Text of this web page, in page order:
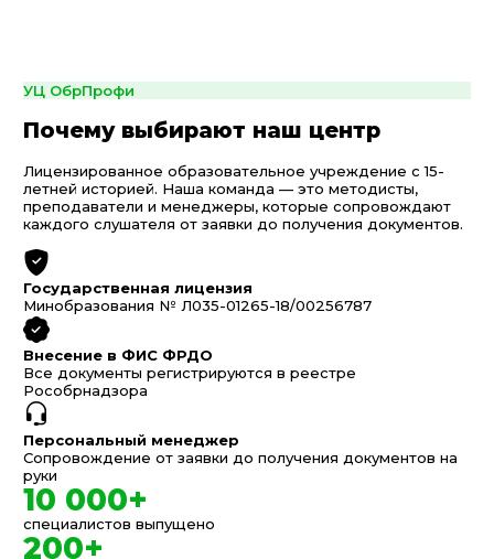
УЦ ОбрПрофи
Почему выбирают наш центр
Лицензированное образовательное учреждение с 15-
летней историей. Наша команда — это методисты,
преподаватели и менеджеры, которые сопровождают
каждого слушателя от заявки до получения документов.
Государственная лицензия
Минобразования № Л035-01265-18/00256787
Внесение в ФИС ФРДО
Все документы регистрируются в реестре
Рособрнадзора
Персональный менеджер
Сопровождение от заявки до получения документов на
руки
10 000+
специалистов выпущено
200+